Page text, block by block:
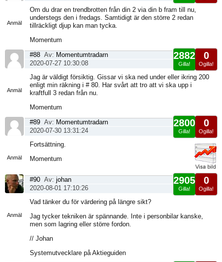
Anmäl
Om du drar en trendbrotten från din 2 via din b fram till nu,
understegs den i fredags. Samtidigt är den större 2 redan
tillräckligt djup kan man tycka.
Momentum
Anmäl
0
Ogilla!
2882
Gilla!
#88 Av: Momentumtradarn
2020-07-27 10:30:08
Jag är väldigt försiktig. Gissar vi ska ned under eller ikring 200
enligt min räkning i # 80. Har svårt att tro att vi ska upp i
kraftfull 3 redan från nu.
Momentum
Anmäl
0
Ogilla!
2800
Gilla!
#89 Av: Momentumtradarn
2020-07-30 13:31:24
Fortsättning.
Momentum
Anmäl
0
Ogilla!
2905
Gilla!
#90 Av: johan
2020-08-01 17:10:26
Vad tänker du för värdering på längre sikt?
Jag tycker tekniken är spännande. Inte i personbilar kanske,
men som lagring eller större fordon.
// Johan
Systemutvecklare på Aktieguiden